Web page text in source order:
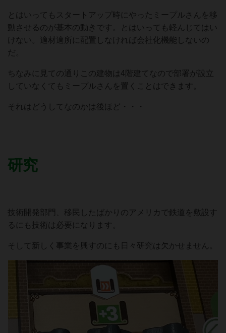
とはいってもスタートアップ時にやったミープルさんを移
動させるのが基本の動きです。とはいっても軽んじてはい
けない。適材適所に配置しなければ会社化機能しないの
だ。
ちなみに見ての通りこの建物は4階建てなので部署が設立
していなくてもミープルさんを置くことはできます。
それはどうしてなのかは後ほど・・・
研究
技術開発部門、移民したばかりのアメリカで鉄道を敷設す
るにも技術は必要になります。
そして新しく事業を興すのにも日々研究は欠かせません。